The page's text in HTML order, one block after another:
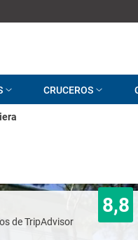
CRUCEROS
8,8